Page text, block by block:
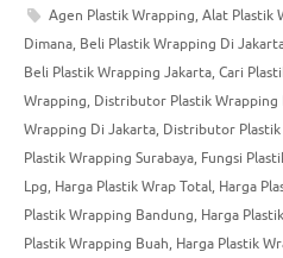
Agen Plastik Wrapping, Alat Plastik
Dimana, Beli Plastik Wrapping Di
Beli Plastik Wrapping Jakarta, Cari
Wrapping, Distributor Plastik Wrapping
Wrapping Di Jakarta, Distributor
Plastik Wrapping Surabaya, Fungsi
Lpg, Harga Plastik Wrap Total, Harga
Plastik Wrapping Bandung, Harga
Plastik Wrapping Buah, Harga Plastik